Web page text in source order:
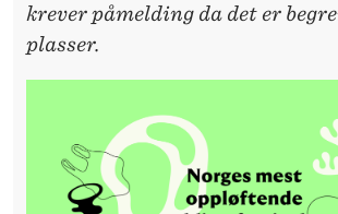
krever påmelding da det er
plasser.